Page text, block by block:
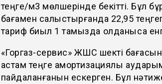
теңге/м3 мөлшерінде бекітті. Бұл
бағамен салыстырғанда 22,95
тариф биыл 1 тамызда қолданысқа
«Горгаз-сервис» ЖШС шекті
астам теңге амортизациялық
пайдаланғанын ескерген. Бұл